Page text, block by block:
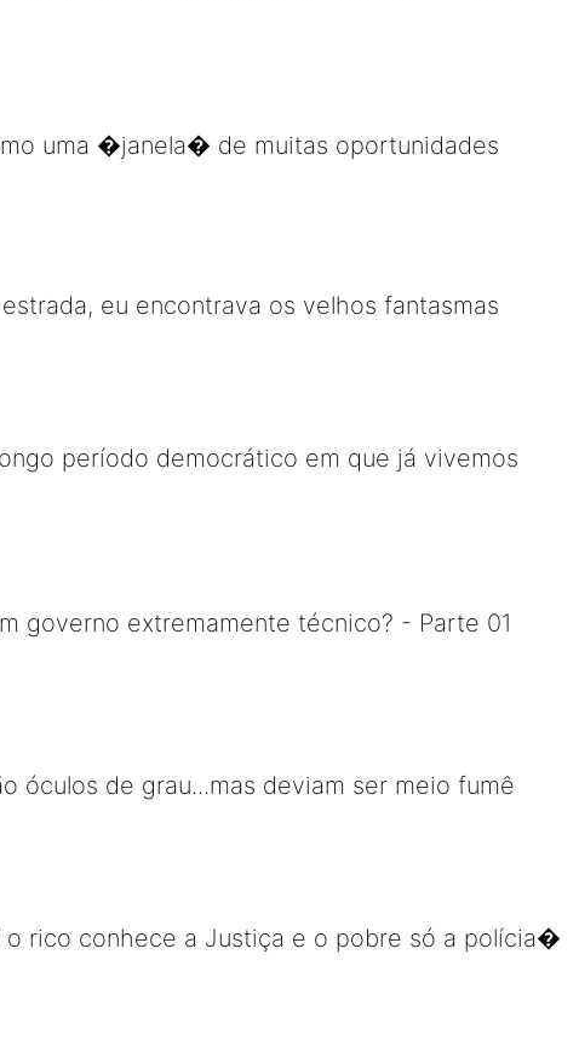
uma �janela� de muitas oportunidades
eu encontrava os velhos fantasmas
período democrático em que já vivemos
governo extremamente técnico? - Parte 01
óculos de grau...mas deviam ser meio fumê
rico conhece a Justiça e o pobre só a polícia�